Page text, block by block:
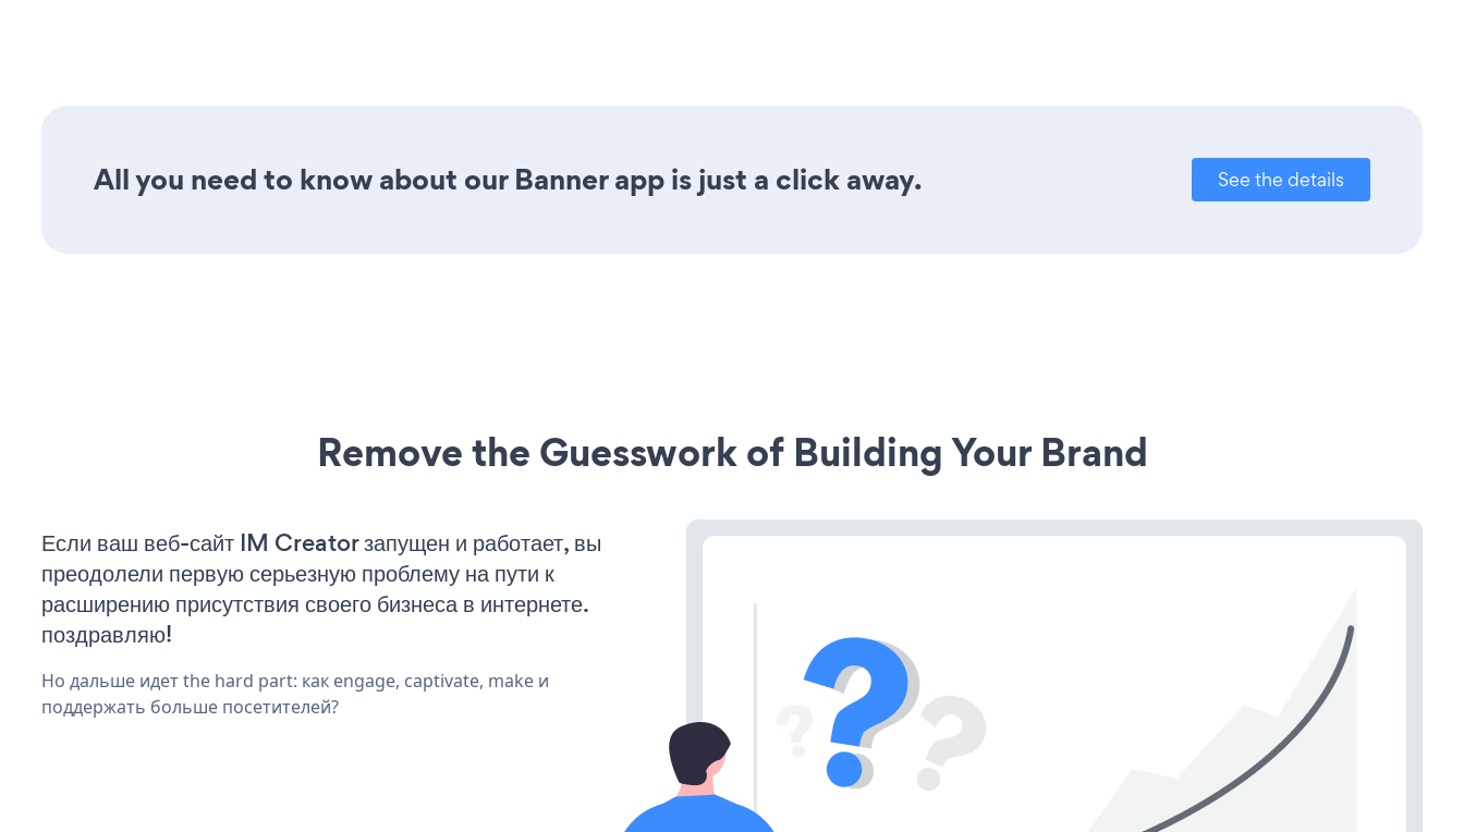
All you need to know about our Banner app is just a click away. See the details
Remove the Guesswork of Building Your Brand
Если ваш веб-сайт IM Creator запущен и работает, вы
преодолели первую серьезную проблему на пути к
расширению присутствия своего бизнеса в интернете.
поздравляю!
Но дальше идет the hard part: как engage, captivate, make и
поддержать больше посетителей?